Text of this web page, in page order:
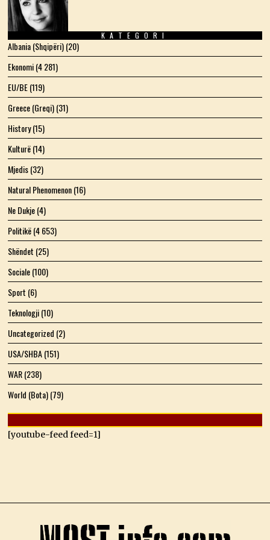
KATEGORI
Albania (Shqipëri)(20)
Ekonomi(4 281)
EU/BE(119)
Greece (Greqi)(31)
History(15)
Kulturë(14)
Mjedis(32)
Natural Phenomenon(16)
Ne Dukje(4)
Politikë(4 653)
Shëndet (25)
Sociale(100)
Sport (6)
Teknologji(10)
Uncategorized (2)
USA/SHBA(151)
WAR(238)
World (Bota)(79)
[youtube-feed feed=1]